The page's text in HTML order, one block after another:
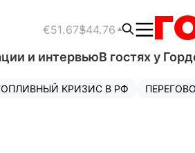
€51.67$44.76
и интервьюВ гостях у
КРИЗИС В РФ